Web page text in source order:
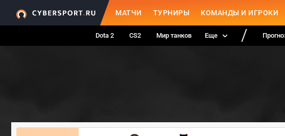
МАТЧИ ТУРНИРЫ КОМАНДЫ И ИГРОКИ
Dota 2 CS2 Мир танков Еще